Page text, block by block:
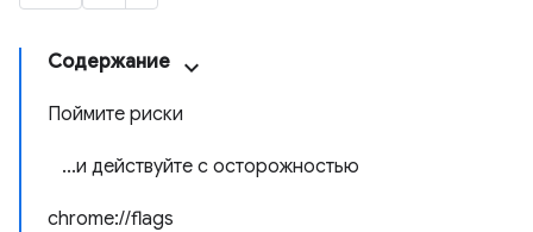
Содержание
Поймите риски
...и действуйте с осторожностью
chrome://flags